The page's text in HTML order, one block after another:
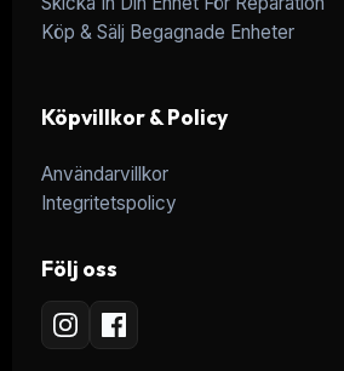
Köp & Sälj Begagnade Enheter
Köpvillkor & Policy
Användarvillkor
Integritetspolicy
Följ oss